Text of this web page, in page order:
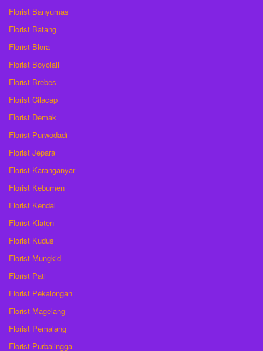
Florist Banyumas
Florist Batang
Florist Blora
Florist Boyolali
Florist Brebes
Florist Cilacap
Florist Demak
Florist Purwodadi
Florist Jepara
Florist Karanganyar
Florist Kebumen
Florist Kendal
Florist Klaten
Florist Kudus
Florist Mungkid
Florist Pati
Florist Pekalongan
Florist Magelang
Florist Pemalang
Florist Purbalingga